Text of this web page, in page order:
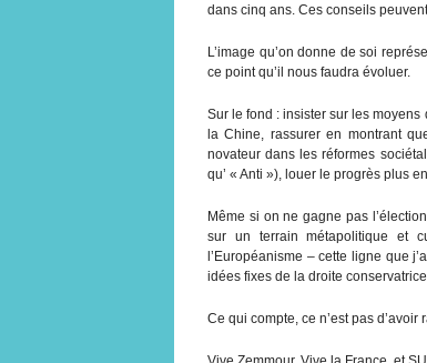
dans cinq ans. Ces conseils
L’image qu’on donne de soi
ce point qu’il nous faudra évoluer.
Sur le fond : insister sur les
la Chine, rassurer en montrant
novateur dans les réformes
qu’ « Anti »), louer le progrès plus
Même si on ne gagne pas
sur un terrain métapolitique et
l’Européanisme – cette ligne que
idées fixes de la droite
Ce qui compte, ce n’est pas